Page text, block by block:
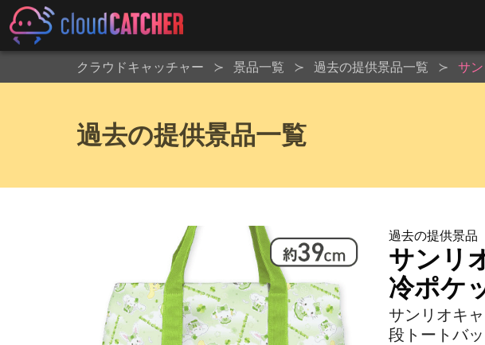
クラウドキャッチャー 景品一覧 過去の提供景品一覧 サ
過去の提供景品一覧
過去の提供景品
サンリ
冷ポケ
サンリオキ
段トートバ